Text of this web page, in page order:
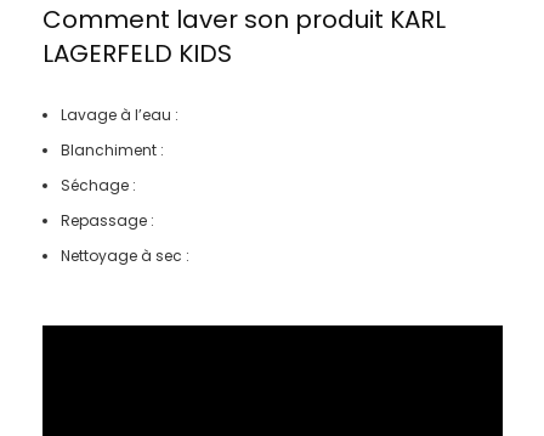
Comment laver son produit KARL
LAGERFELD KIDS
Lavage à l’eau :
Blanchiment :
Séchage :
Repassage :
Nettoyage à sec :